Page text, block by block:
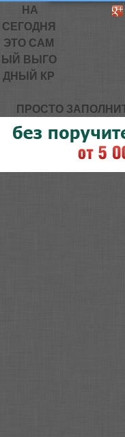
НА
СЕГОДНЯ
ЭТО САМ
ЫЙ ВЫГО
ДНЫЙ КР
ПРОСТО